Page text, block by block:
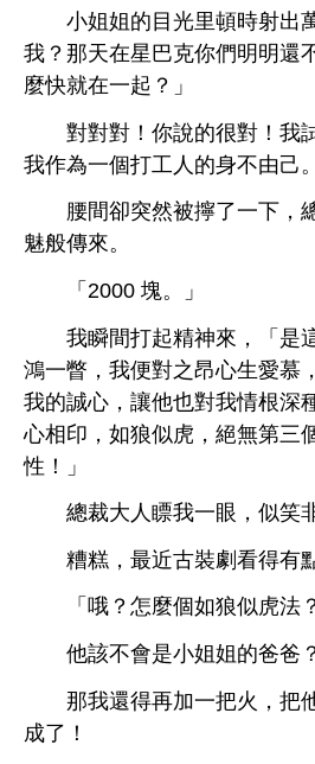
姐姐
目 里頓 射
？
巴克 們 還
麼
就
起？」
對對對！
很對！
作為
個打
由己。
腰
卻突然被擰 ，
魅般傳
。
「2000 塊。」
瞬
打起精神 ，「
鴻
瞥， 便對之昂 慕，
誠
，讓 也對 根
相印，如狼似虎，絕無第
性！」
總裁
瞟
，似笑
糟糕，最
古裝劇 得
「哦？
麼個如狼似虎法
該
姐姐 爸爸？
還得再加
把 ，把
成
！